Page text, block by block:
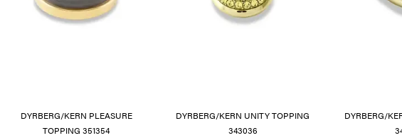
DYRBERG/KERN PLEASURE
TOPPING 351354
DYRBERG/KERN UNITY TOPPING
343036
DYRBERG/